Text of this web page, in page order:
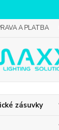
A PLATBA
zásuvky